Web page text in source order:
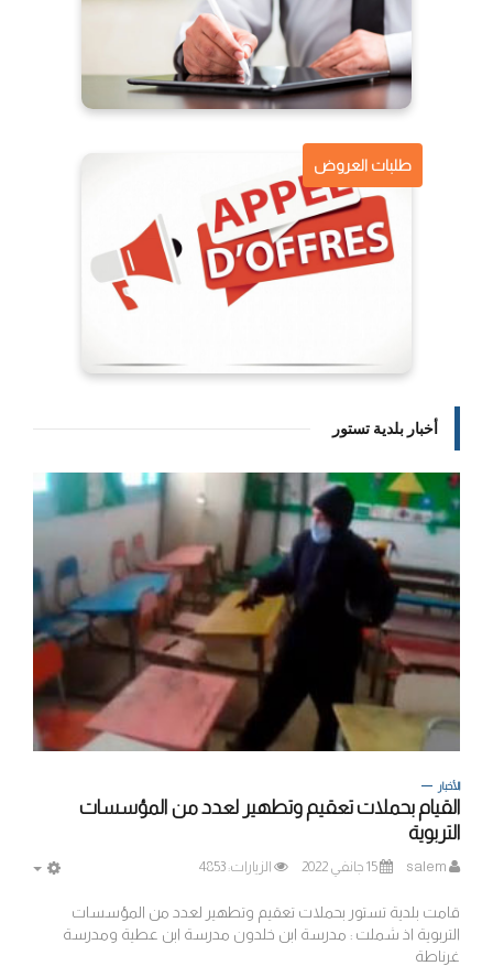
طلبات العروض
أخبار بلدية تستور
الأخبار
القيام بحملات تعقيم وتطهير لعدد من المؤسسات
التربوية
salem 15 جانفي 2022 الزيارات: 4853
قامت بلدية تستور بحملات تعقيم وتطهير لعدد من المؤسسات
التربوية اذ شملت : مدرسة ابن خلدون مدرسة ابن عطية ومدرسة
غرناطة